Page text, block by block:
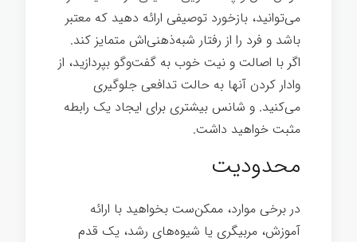
می‌توانید، بازخورد توصیفی ارائه دهید که معتبر
باشد و فرد را از رفتار شبه‌ذهنی‌اش متمایز کند.
اگر با اصالت و نیت خوب به گفت‌وگو بپردازید، از
وادار کردن آنها به حالت تدافعی جلوگیری
می‌کنید. و شانس بیشتری برای ایجاد یک رابطه
مثبت خواهید داشت.
محدودیت
در برخی موارد، ممکن‌ست بخواهید با ارائه
آموزش، مربیگری یا شیوه‌های رشد، یک قدم